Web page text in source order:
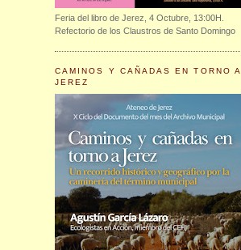
Feria del libro de Jerez, 4 Octubre, 13:00H.
Refectorio de los Claustros de Santo Domingo
CAMINOS Y CAÑADAS EN TORNO A
JEREZ